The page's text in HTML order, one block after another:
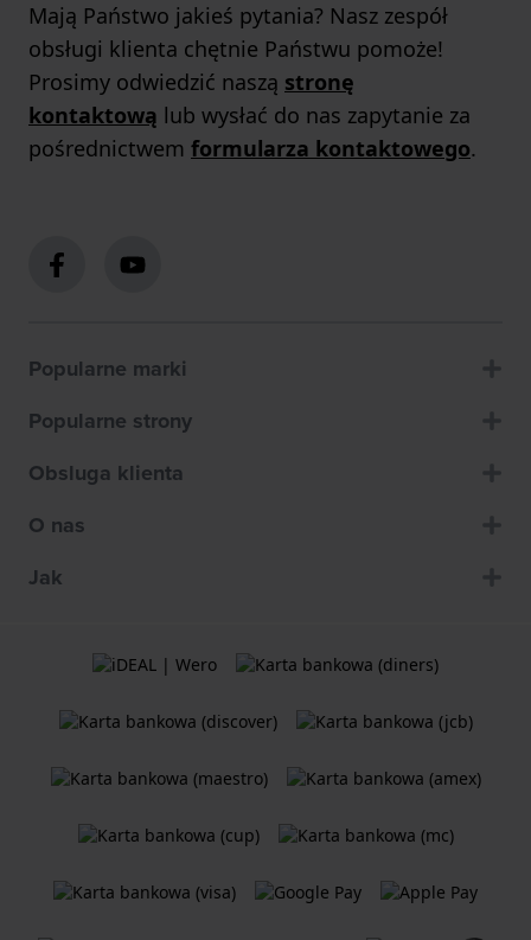
Mają Państwo jakieś pytania? Nasz zespół
obsługi klienta chętnie Państwu pomoże!
Prosimy odwiedzić naszą stronę
kontaktową lub wysłać do nas zapytanie za
pośrednictwem formularza kontaktowego.
Popularne marki
Popularne strony
Obsluga klienta
O nas
Jak